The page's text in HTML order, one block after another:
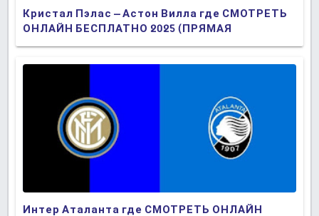
Кристал Пэлас – Астон Вилла где СМОТРЕТЬ
ОНЛАЙН БЕСПЛАТНО 2025 (ПРЯМАЯ
ТРАНСЛЯЦИЯ)
Интер Аталанта где СМОТРЕТЬ ОНЛАЙН